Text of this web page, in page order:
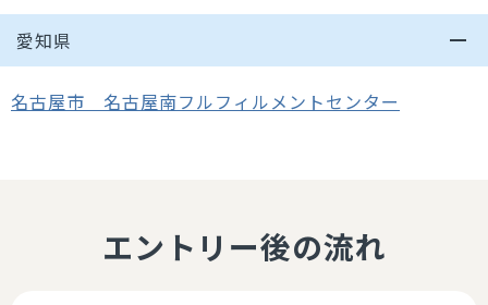
愛知県
名古屋市 名古屋南フルフィルメントセンター
エントリー後の流れ